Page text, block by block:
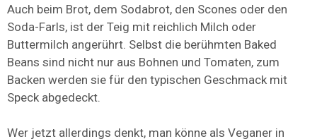
Auch beim Brot, dem Sodabrot, den Scones oder den
Soda-Farls, ist der Teig mit reichlich Milch oder
Buttermilch angerührt. Selbst die berühmten Baked
Beans sind nicht nur aus Bohnen und Tomaten, zum
Backen werden sie für den typischen Geschmack mit
Speck abgedeckt.
Wer jetzt allerdings denkt, man könne als Veganer in